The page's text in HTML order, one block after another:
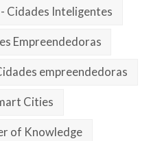
Cidades Inteligentes
Empreendedoras
empreendedoras
Cities
of Knowledge